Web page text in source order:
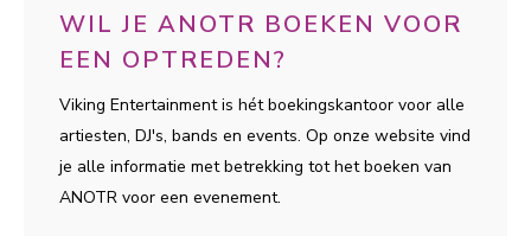
WIL JE ANOTR BOEKEN VOOR
EEN OPTREDEN?
Viking Entertainment is hét boekingskantoor voor alle
artiesten, DJ's, bands en events. Op onze website vind
je alle informatie met betrekking tot het boeken van
ANOTR voor een evenement.